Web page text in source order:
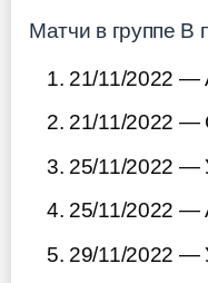
Матчи в группе B
21/11/2022 —
21/11/2022 —
25/11/2022 —
25/11/2022 —
29/11/2022 —